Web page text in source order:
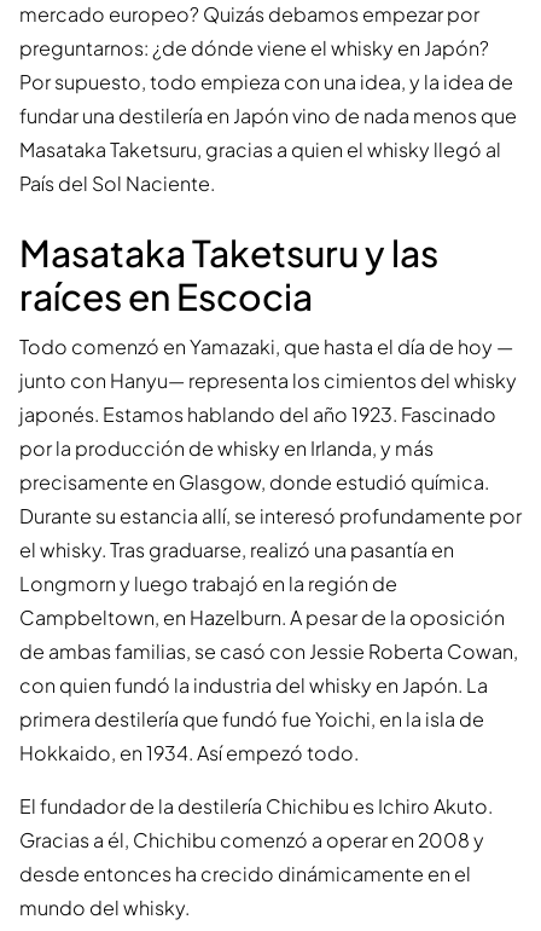
mercado europeo? Quizás debamos empezar por
preguntarnos: ¿de dónde viene el whisky en Japón?
Por supuesto, todo empieza con una idea, y la idea de
fundar una destilería en Japón vino de nada menos que
Masataka Taketsuru, gracias a quien el whisky llegó al
País del Sol Naciente.
Masataka Taketsuru y las
raíces en Escocia
Todo comenzó en Yamazaki, que hasta el día de hoy —
junto con Hanyu— representa los cimientos del whisky
japonés. Estamos hablando del año 1923. Fascinado
por la producción de whisky en Irlanda, y más
precisamente en Glasgow, donde estudió química.
Durante su estancia allí, se interesó profundamente por
el whisky. Tras graduarse, realizó una pasantía en
Longmorn y luego trabajó en la región de
Campbeltown, en Hazelburn. A pesar de la oposición
de ambas familias, se casó con Jessie Roberta Cowan,
con quien fundó la industria del whisky en Japón. La
primera destilería que fundó fue Yoichi, en la isla de
Hokkaido, en 1934. Así empezó todo.
El fundador de la destilería Chichibu es Ichiro Akuto.
Gracias a él, Chichibu comenzó a operar en 2008 y
desde entonces ha crecido dinámicamente en el
mundo del whisky.